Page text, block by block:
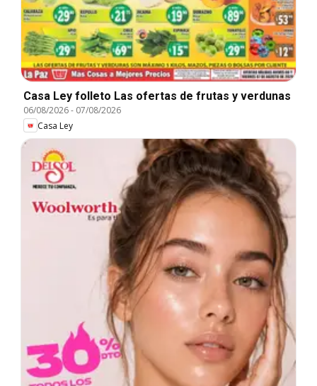
Casa Ley folleto Las ofertas de frutas y verdunas
06/08/2026- 07/08/2026
Casa Ley